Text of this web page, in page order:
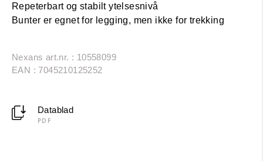
Repeterbart og stabilt ytelsesnivå
Bunter er egnet for legging, men ikke for trekking
Nexans art.nr. : 10558099
EAN : 7045210125252
Datablad
PDF